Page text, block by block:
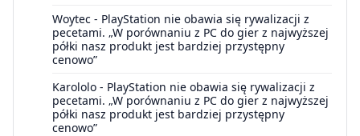
Woytec - PlayStation nie obawia się rywalizacji z
pecetami. „W porównaniu z PC do gier z najwyższej
półki nasz produkt jest bardziej przystępny
cenowo”
Karololo - PlayStation nie obawia się rywalizacji z
pecetami. „W porównaniu z PC do gier z najwyższej
półki nasz produkt jest bardziej przystępny
cenowo”